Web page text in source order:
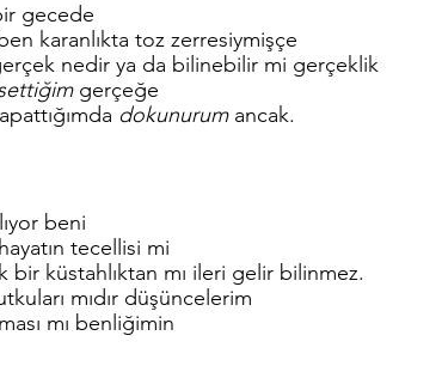
gecede
karanlıkta toz zerresiymişçe
nedir ya da bilinebilir mi gerçeklik
gerçeğe
dokunurum ancak.
beni
tecellisi mi
bir küstahlıktan mı ileri gelir bilinmez.
mıdır düşüncelerim
mı benliğimin